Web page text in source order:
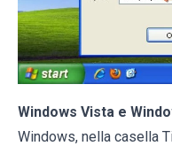
Windows Vista e
Windows, nella casella